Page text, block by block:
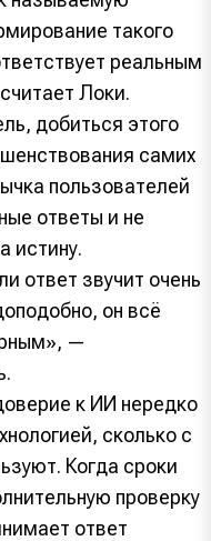
такого
реальным
Локи.
добиться этого
самих
пользователей
ответы и не
истину.
ответ звучит очень
он всё
—
к ИИ нередко
сколько с
Когда сроки
проверку
ответ